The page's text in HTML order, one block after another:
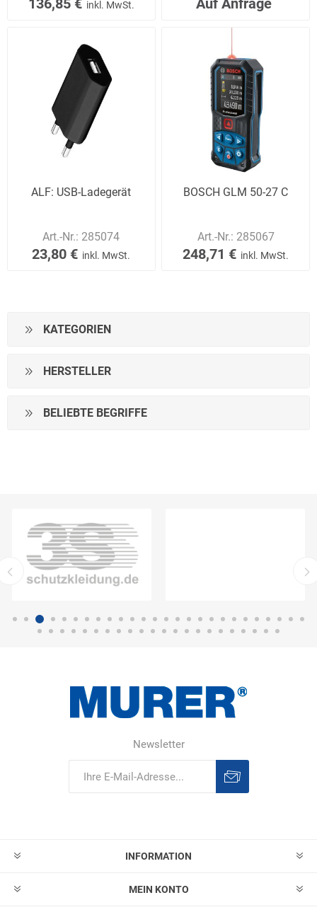
136,85 € inkl. MwSt. Auf Anfrage
ALF: USB-Ladegerät
Art.-Nr.: 285074
23,80 € inkl. MwSt.
BOSCH GLM 50-27 C
Art.-Nr.: 285067
248,71 € inkl. MwSt.
KATEGORIEN
HERSTELLER
BELIEBTE BEGRIFFE
Newsletter
INFORMATION
MEIN KONTO